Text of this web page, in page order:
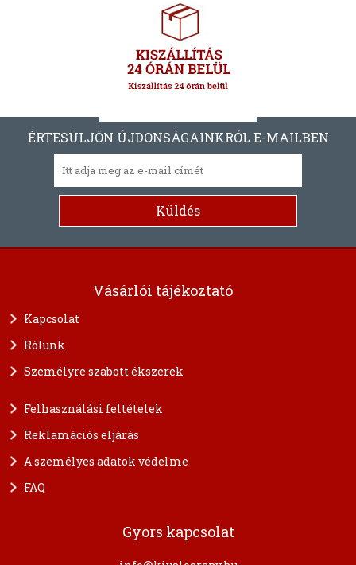
ÉRTESÜLJÖN ÚJDONSÁGAINKRÓL E-MAILBEN
Vásárlói tájékoztató
Kapcsolat
Rólunk
Személyre szabott ékszerek
Felhasználási feltételek
Reklamációs eljárás
A személyes adatok védelme
FAQ
Gyors kapcsolat